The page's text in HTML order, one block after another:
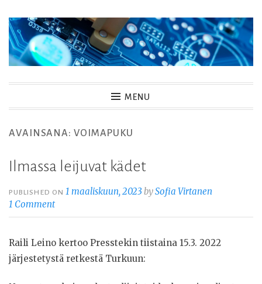
Skip
content
MENU
AVAINSANA: VOIMAPUKU
Ilmassa leijuvat kädet
PUBLISHED ON1 maaliskuun, 2023 bySofia Virtanen
1 Comment
Raili Leino kertoo Presstekin tiistaina 15.3. 2022
järjestetystä retkestä Turkuun: